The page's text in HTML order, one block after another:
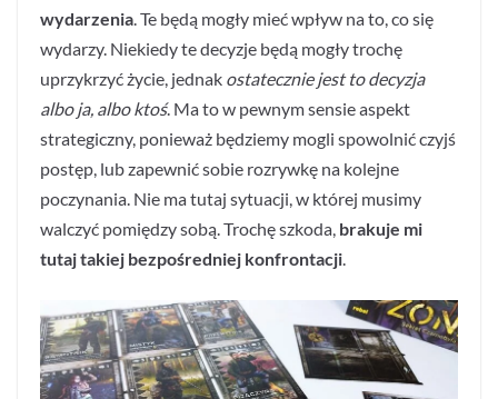
wydarzenia. Te będą mogły mieć wpływ na to, co się
wydarzy. Niekiedy te decyzje będą mogły trochę
uprzykrzyć życie, jednak ostatecznie jest to decyzja
albo ja, albo ktoś. Ma to w pewnym sensie aspekt
strategiczny, ponieważ będziemy mogli spowolnić czyjś
postęp, lub zapewnić sobie rozrywkę na kolejne
poczynania. Nie ma tutaj sytuacji, w której musimy
walczyć pomiędzy sobą. Trochę szkoda, brakuje mi
tutaj takiej bezpośredniej konfrontacji.